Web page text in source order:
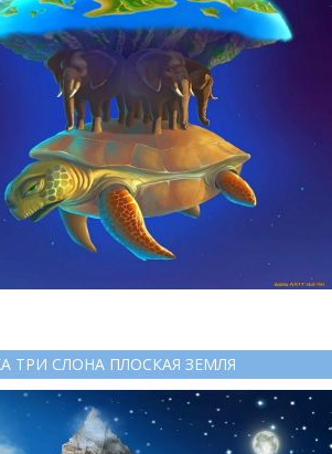
ТРИ СЛОНА ПЛОСКАЯ ЗЕМЛЯ